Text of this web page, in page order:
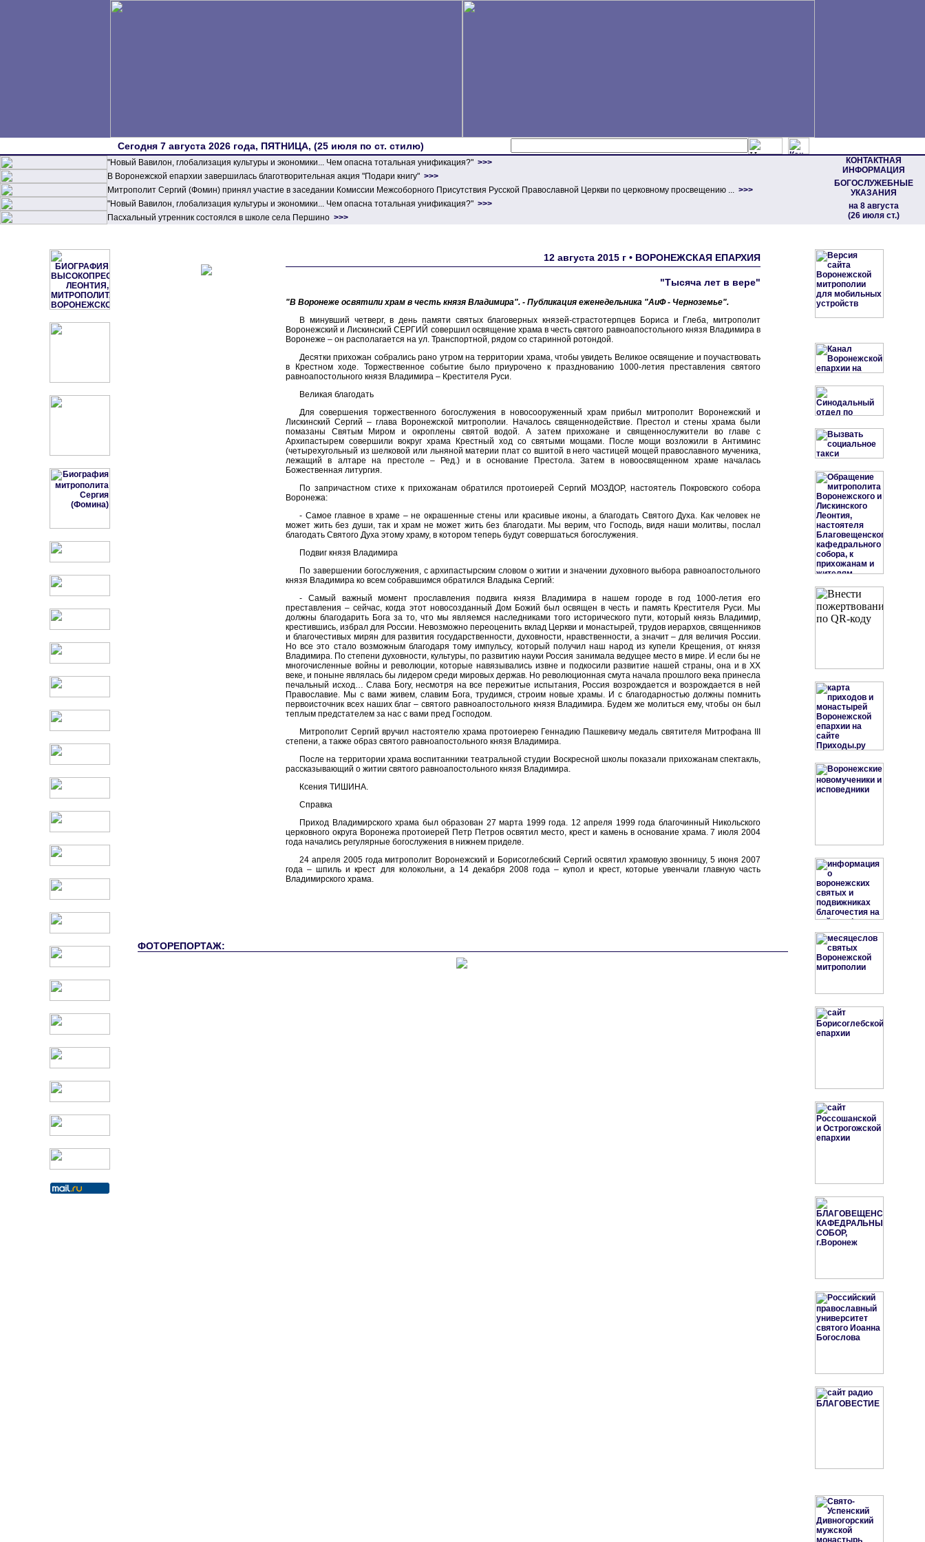
Сегодня 7 августа 2026 года, ПЯТНИЦА, (25 июля по ст. стилю)
"Новый Вавилон, глобализация культуры и экономики... Чем опасна тотальная унификация?" >>>
КОНТАКТНАЯ
ИНФОРМАЦИЯ
БОГОСЛУЖЕБНЫЕ
УКАЗАНИЯ
на 8 августа
(26 июля ст.)
В Воронежской епархии завершилась благотворительная акция "Подари книгу" >>>
Митрополит Сергий (Фомин) принял участие в заседании Комиссии Межсоборного Присутствия Русской Православной Церкви по церковному просвещению ... >>>
"Новый Вавилон, глобализация культуры и экономики... Чем опасна тотальная унификация?" >>>
Пасхальный утренник состоялся в школе села Першино >>>
12 августа 2015 г • ВОРОНЕЖСКАЯ ЕПАРХИЯ
"Тысяча лет в вере"
"В Воронеже освятили храм в честь князя Владимира". - Публикация еженедельника "АиФ - Черноземье".
В минувший четверг, в день памяти святых благоверных князей-страстотерпцев Бориса и Глеба, митрополит
Воронежский и Лискинский СЕРГИЙ совершил освящение храма в честь святого равноапостольного князя Владимира в
Воронеже – он располагается на ул. Транспортной, рядом со старинной ротондой.
Десятки прихожан собрались рано утром на территории храма, чтобы увидеть Великое освящение и поучаствовать
в Крестном ходе. Торжественное событие было приурочено к празднованию 1000-летия преставления святого
равноапостольного князя Владимира – Крестителя Руси.
Великая благодать
Для совершения торжественного богослужения в новосооруженный храм прибыл митрополит Воронежский и
Лискинский Сергий – глава Воронежской митрополии. Началось священнодействие. Престол и стены храма были
помазаны Святым Миром и окроплены святой водой. А затем прихожане и священнослужители во главе с
Архипастырем совершили вокруг храма Крестный ход со святыми мощами. После мощи возложили в Антиминс
(четырехугольный из шелковой или льняной материи плат со вшитой в него частицей мощей православного мученика,
лежащий в алтаре на престоле – Ред.) и в основание Престола. Затем в новоосвященном храме началась
Божественная литургия.
По запричастном стихе к прихожанам обратился протоиерей Сергий МОЗДОР, настоятель Покровского собора
Воронежа:
- Самое главное в храме – не окрашенные стены или красивые иконы, а благодать Святого Духа. Как человек не
может жить без души, так и храм не может жить без благодати. Мы верим, что Господь, видя наши молитвы, послал
благодать Святого Духа этому храму, в котором теперь будут совершаться богослужения.
Подвиг князя Владимира
По завершении богослужения, с архипастырским словом о житии и значении духовного выбора равноапостольного
князя Владимира ко всем собравшимся обратился Владыка Сергий:
- Самый важный момент прославления подвига князя Владимира в нашем городе в год 1000-летия его
преставления – сейчас, когда этот новосозданный Дом Божий был освящен в честь и память Крестителя Руси. Мы
должны благодарить Бога за то, что мы являемся наследниками того исторического пути, который князь Владимир,
крестившись, избрал для России. Невозможно переоценить вклад Церкви и монастырей, трудов иерархов, священников
и благочестивых мирян для развития государственности, духовности, нравственности, а значит – для величия России.
Но все это стало возможным благодаря тому импульсу, который получил наш народ из купели Крещения, от князя
Владимира. По степени духовности, культуры, по развитию науки Россия занимала ведущее место в мире. И если бы не
многочисленные войны и революции, которые навязывались извне и подкосили развитие нашей страны, она и в ХХ
веке, и поныне являлась бы лидером среди мировых держав. Но революционная смута начала прошлого века принесла
печальный исход… Слава Богу, несмотря на все пережитые испытания, Россия возрождается и возрождается в ней
Православие. Мы с вами живем, славим Бога, трудимся, строим новые храмы. И с благодарностью должны помнить
первоисточник всех наших благ – святого равноапостольного князя Владимира. Будем же молиться ему, чтобы он был
теплым предстателем за нас с вами пред Господом.
Митрополит Сергий вручил настоятелю храма протоиерею Геннадию Пашкевичу медаль святителя Митрофана III
степени, а также образ святого равноапостольного князя Владимира.
После на территории храма воспитанники театральной студии Воскресной школы показали прихожанам спектакль,
рассказывающий о житии святого равноапостольного князя Владимира.
Ксения ТИШИНА.
Справка
Приход Владимирского храма был образован 27 марта 1999 года. 12 апреля 1999 года благочинный Никольского
церковного округа Воронежа протоиерей Петр Петров освятил место, крест и камень в основание храма. 7 июля 2004
года начались регулярные богослужения в нижнем приделе.
24 апреля 2005 года митрополит Воронежский и Борисоглебский Сергий освятил храмовую звонницу, 5 июня 2007
года – шпиль и крест для колокольни, а 14 декабря 2008 года – купол и крест, которые увенчали главную часть
Владимирского храма.
ФОТОРЕПОРТАЖ: